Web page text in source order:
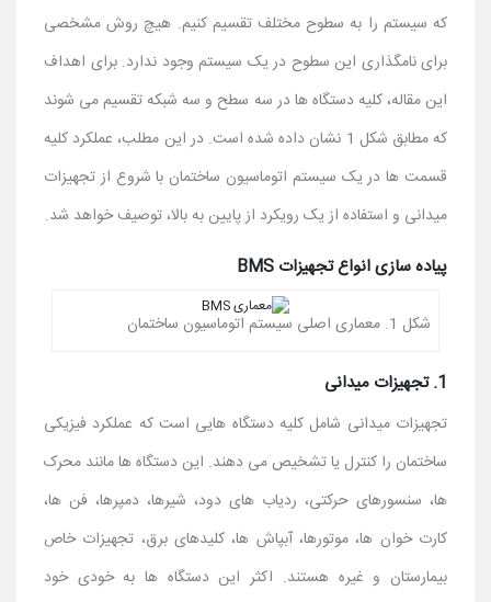
که سیستم را به سطوح مختلف تقسیم کنیم. هیچ روش مشخصی
برای نامگذاری این سطوح در یک سیستم وجود ندارد. برای اهداف
این مقاله، کلیه دستگاه ها در سه سطح و سه شبکه تقسیم می شوند
که مطابق شکل 1 نشان داده شده است. در این مطلب، عملکرد کلیه
قسمت ها در یک سیستم اتوماسیون ساختمان با شروع از تجهیزات
میدانی و استفاده از یک رویکرد از پایین به بالا، توصیف خواهد شد.
پیاده سازی انواع تجهیزات BMS
شکل 1. معماری اصلی سیستم اتوماسیون ساختمان
1. تجهیزات میدانی
تجهیزات میدانی شامل کلیه دستگاه هایی است که عملکرد فیزیکی
ساختمان را کنترل یا تشخیص می دهند. این دستگاه ها مانند محرک
ها، سنسورهای حرکتی، ردیاب های دود، شیرها، دمپرها، فن ها،
کارت خوان ها، موتورها، آبپاش ها، کلیدهای برق، تجهیزات خاص
بیمارستان و غیره هستند. اکثر این دستگاه ها به خودی خود